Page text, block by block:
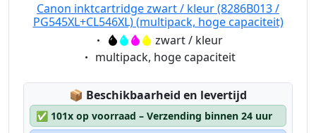
Canon inktcartridge zwart / kleur (8286B013 /
PG545XL+CL546XL) (multipack, hoge capaciteit)
Eigenschaft:zwart / kleur
Eigenschaft:
multipack, hoge capaciteit
📦 Lagerstatus:
Beschikbaarheid en levertijd
✅ 101x op voorraad – Verzending binnen 24 uur